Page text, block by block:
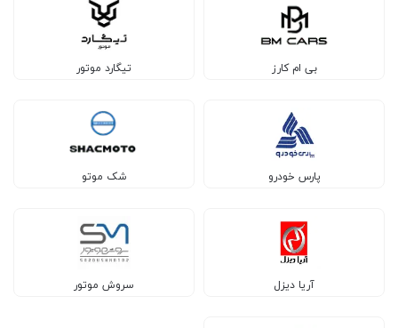
بی ام کارز تیگارد موتور
پارس خودرو شک موتو
آریا دیزل سروش موتور